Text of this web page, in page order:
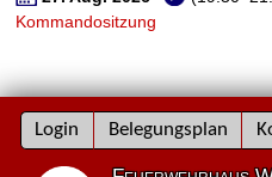
Kommandositzung
Navigation
überspringen
Login Belegungsplan